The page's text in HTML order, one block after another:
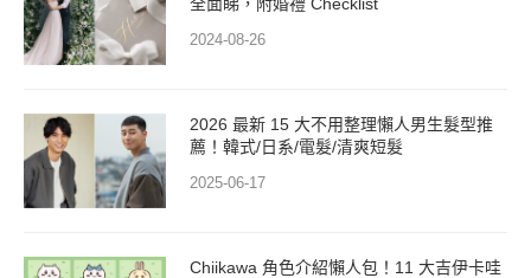
2024-08-26
2026 最新 15 大不用整理懶人男生髮型推
薦！韓式/日系/電髮/清爽短髮
2025-06-17
Chiikawa 角色介紹懶人包！11 大吉伊卡哇